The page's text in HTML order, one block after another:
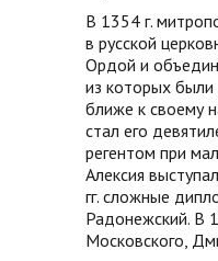
В 1354 г.
в русской
Ордой и
из которых были
ближе к своему
стал его
регентом при
Алексия
гг. сложные
Радонежский. В
Московского,